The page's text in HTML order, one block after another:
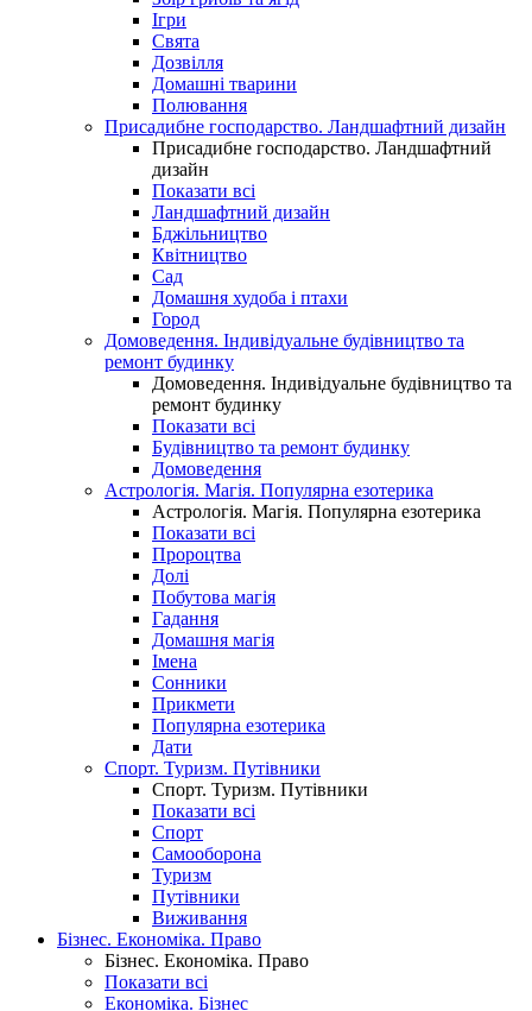
Ігри
Свята
Дозвілля
Домашні тварини
Полювання
Присадибне господарство. Ландшафтний дизайн
Присадибне господарство. Ландшафтний
дизайн
Показати всі
Ландшафтний дизайн
Бджільництво
Квітництво
Сад
Домашня худоба і птахи
Город
Домоведення. Індивідуальне будівництво та
ремонт будинку
Домоведення. Індивідуальне будівництво та
ремонт будинку
Показати всі
Будівництво та ремонт будинку
Домоведення
Астрологія. Магія. Популярна езотерика
Астрологія. Магія. Популярна езотерика
Показати всі
Пророцтва
Долі
Побутова магія
Гадання
Домашня магія
Імена
Сонники
Прикмети
Популярна езотерика
Дати
Спорт. Туризм. Путівники
Спорт. Туризм. Путівники
Показати всі
Спорт
Самооборона
Туризм
Путівники
Виживання
Бізнес. Економіка. Право
Бізнес. Економіка. Право
Показати всі
Економіка. Бізнес